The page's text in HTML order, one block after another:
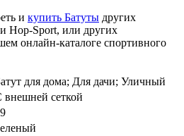
и купить Батуты других
Hop-Sport, или других
онлайн-каталоге спортивного
для дома; Для дачи; Уличный
внешней сеткой